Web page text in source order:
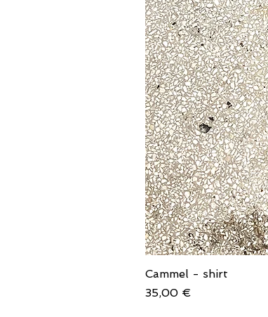
Cammel - shirt
Price
35,00 €